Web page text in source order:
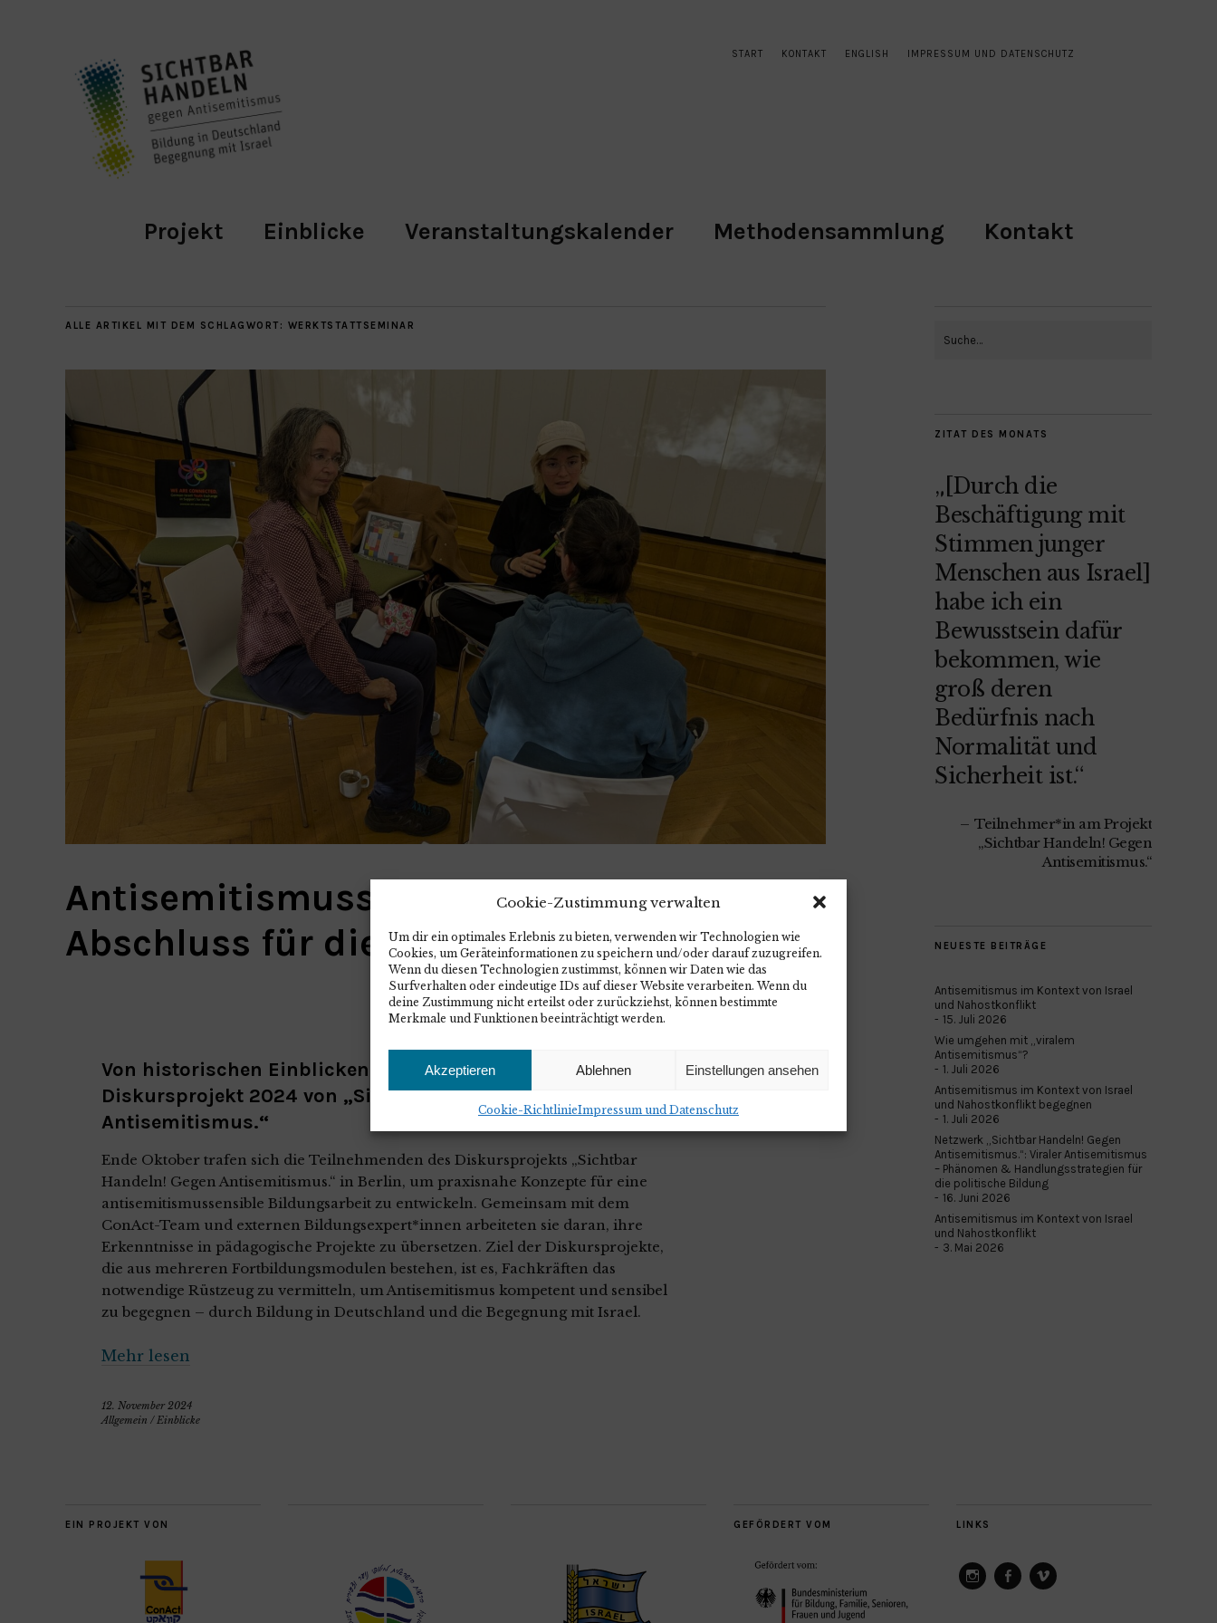
Cookie-Zustimmung verwalten
Um dir ein optimales Erlebnis zu bieten, verwenden wir Technologien wie
Cookies, um Geräteinformationen zu speichern und/oder darauf zuzugreifen.
Wenn du diesen Technologien zustimmst, können wir Daten wie das
Surfverhalten oder eindeutige IDs auf dieser Website verarbeiten. Wenn du
deine Zustimmung nicht erteilst oder zurückziehst, können bestimmte
Merkmale und Funktionen beeinträchtigt werden.
Akzeptieren Ablehnen Einstellungen ansehen
Cookie-RichtlinieImpressum und Datenschutz
START KONTAKT ENGLISH IMPRESSUM UND DATENSCHUTZ
Projekt Einblicke Veranstaltungskalender Methodensammlung Kontakt
ALLE ARTIKEL MIT DEM SCHLAGWORT: WERKTSTATTSEMINAR
Antisemitismussensible Bildung:
Abschluss für die Diskursgruppe 2024
Von historischen Einblicken zu praktischen Projekten: Das
Diskursprojekt 2024 von „Sichtbar Handeln! Gegen
Antisemitismus.“
Ende Oktober trafen sich die Teilnehmenden des Diskursprojekts „Sichtbar
Handeln! Gegen Antisemitismus.“ in Berlin, um praxisnahe Konzepte für eine
antisemitismussensible Bildungsarbeit zu entwickeln. Gemeinsam mit dem
ConAct-Team und externen Bildungsexpert*innen arbeiteten sie daran, ihre
Erkenntnisse in pädagogische Projekte zu übersetzen. Ziel der Diskursprojekte,
die aus mehreren Fortbildungsmodulen bestehen, ist es, Fachkräften das
notwendige Rüstzeug zu vermitteln, um Antisemitismus kompetent und sensibel
zu begegnen – durch Bildung in Deutschland und die Begegnung mit Israel.
Mehr lesen
12. November 2024
Allgemein /Einblicke
ZITAT DES MONATS
„[Durch die
Beschäftigung mit
Stimmen junger
Menschen aus Israel]
habe ich ein
Bewusstsein dafür
bekommen, wie
groß deren
Bedürfnis nach
Normalität und
Sicherheit ist.“
Teilnehmer*in am Projekt
„Sichtbar Handeln! Gegen
Antisemitismus.“
NEUESTE BEITRÄGE
Antisemitismus im Kontext von Israel
und Nahostkonflikt
15. Juli 2026
Wie umgehen mit „viralem
Antisemitismus“?
1. Juli 2026
Antisemitismus im Kontext von Israel
und Nahostkonflikt begegnen
1. Juli 2026
Netzwerk „Sichtbar Handeln! Gegen
Antisemitismus.“: Viraler Antisemitismus
– Phänomen & Handlungsstrategien für
die politische Bildung
16. Juni 2026
Antisemitismus im Kontext von Israel
und Nahostkonflikt
3. Mai 2026
EIN PROJEKT VON GEFÖRDERT VOM LINKS